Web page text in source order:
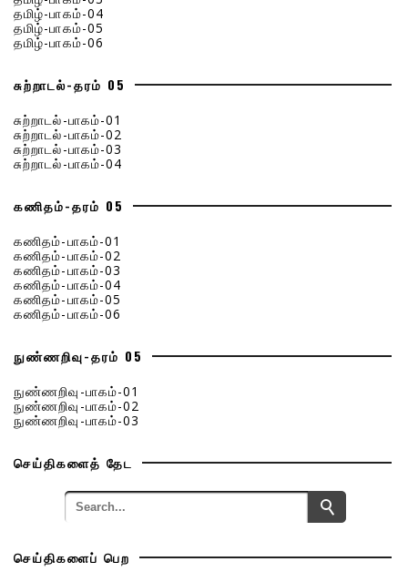
தமிழ்-பாகம்-04
தமிழ்-பாகம்-05
தமிழ்-பாகம்-06
சுற்றாடல்-தரம் 05
சுற்றாடல்-பாகம்-01
சுற்றாடல்-பாகம்-02
சுற்றாடல்-பாகம்-03
சுற்றாடல்-பாகம்-04
கணிதம்-தரம் 05
கணிதம்-பாகம்-01
கணிதம்-பாகம்-02
கணிதம்-பாகம்-03
கணிதம்-பாகம்-04
கணிதம்-பாகம்-05
கணிதம்-பாகம்-06
நுண்ணறிவு-தரம் 05
நுண்ணறிவு-பாகம்-01
நுண்ணறிவு-பாகம்-02
நுண்ணறிவு-பாகம்-03
செய்திகளைத் தேட
செய்திகளைப் பெற